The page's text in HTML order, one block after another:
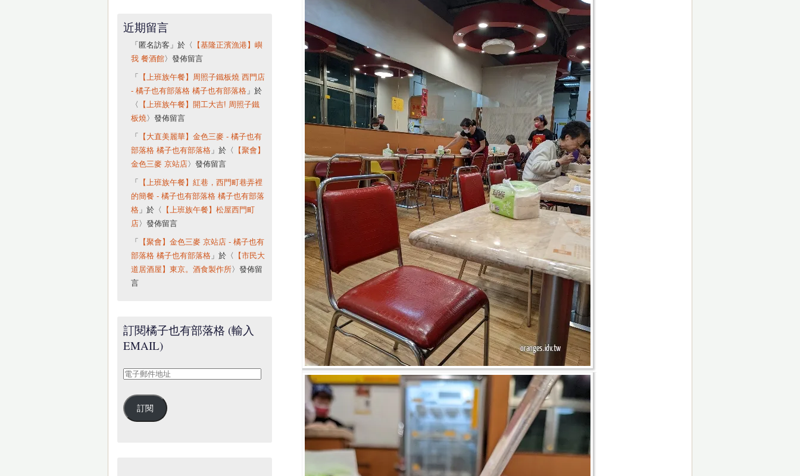
近期留言
「 匿名訪客 」於〈
【基隆正濱漁港】嶼
我 餐酒館〉發佈留言
「
【上班族午餐】周照子鐵板燒 西門店
- 橘子也有部落格 橘子也有部落格」於
〈
【上班族午餐】開工大吉! 周照子鐵
板燒〉發佈留言
「
【大直美麗華】金色三麥 - 橘子也有
部落格 橘子也有部落格」於〈
【聚會】
金色三麥 京站店 〉發佈留言
「
【上班族午餐】紅巷，西門町巷弄裡
的簡餐 - 橘子也有部落格 橘子也有部落
格」於〈
【上班族午餐】松屋西門町
店 〉發佈留言
「
【聚會】金色三麥 京站店 - 橘子也有
部落格 橘子也有部落格」於〈
【市民大
道居酒屋】東京。酒食製作所〉發佈留
言
訂閱橘子也有部落格 (輸入
EMAIL)
電
郵
件
訂閱